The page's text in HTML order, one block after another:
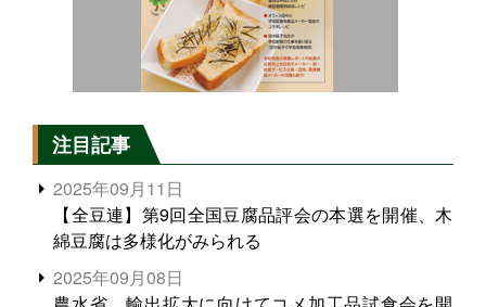
注目記事
2025年09月11日
【全豆連】第9回全国豆腐品評会の本選を開催、木
綿豆腐は多様化がみられる
2025年09月08日